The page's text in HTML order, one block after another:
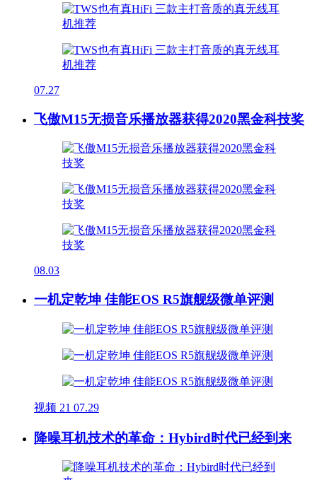
07.27
飞傲M15无损音乐播放器获得2020黑金科技奖
08.03
一机定乾坤 佳能EOS R5旗舰级微单评测
视频 21 07.29
降噪耳机技术的革命：Hybird时代已经到来